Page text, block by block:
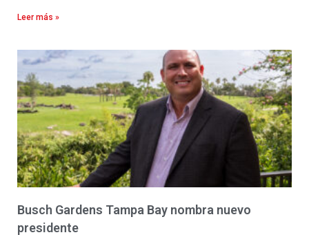
Leer más »
Busch Gardens Tampa Bay nombra nuevo
presidente